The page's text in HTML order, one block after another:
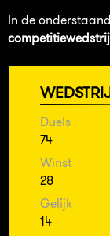
In de
Duels
74
Winst
28
Gelijk
14